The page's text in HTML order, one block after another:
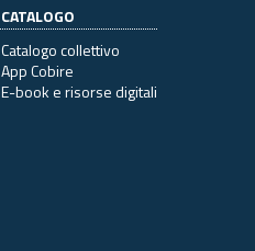
CATALOGO
Catalogo collettivo
App Cobire
E-book e risorse digitali